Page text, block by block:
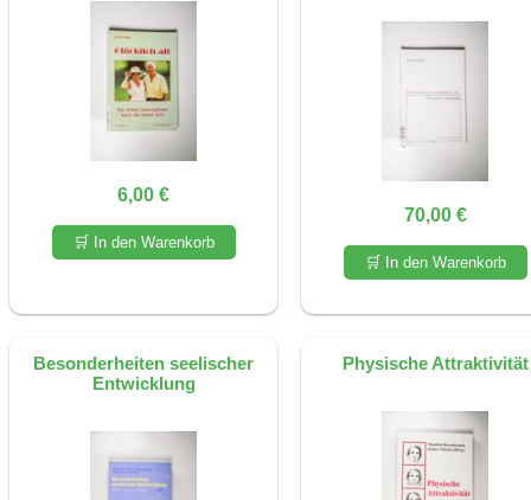
6,00 €
🛒 In den Warenkorb
70,00 €
🛒 In den Warenkorb
Besonderheiten seelischer
Entwicklung
Physische Attraktivität